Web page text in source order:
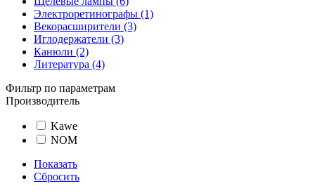
Электроретинографы (1)
Векорасширители (3)
Иглодержатели (3)
Канюли (2)
Литература (4)
Фильтр по параметрам
Производитель
Kawe
NOM
Показать
Сбросить